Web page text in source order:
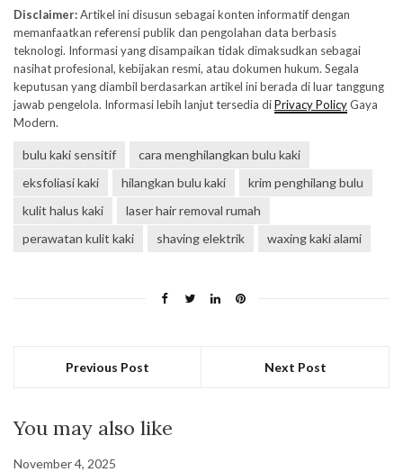
Disclaimer:Artikel ini disusun sebagai konten informatif dengan
memanfaatkan referensi publik dan pengolahan data berbasis
teknologi. Informasi yang disampaikan tidak dimaksudkan sebagai
nasihat profesional, kebijakan resmi, atau dokumen hukum. Segala
keputusan yang diambil berdasarkan artikel ini berada di luar tanggung
jawab pengelola. Informasi lebih lanjut tersedia diPrivacy PolicyGaya
Modern.
bulu kaki sensitif
cara menghilangkan bulu kaki
eksfoliasi kaki
hilangkan bulu kaki
krim penghilang bulu
kulit halus kaki
laser hair removal rumah
perawatan kulit kaki
shaving elektrik waxing kaki alami
Previous Post Next Post
You may also like
November 4, 2025